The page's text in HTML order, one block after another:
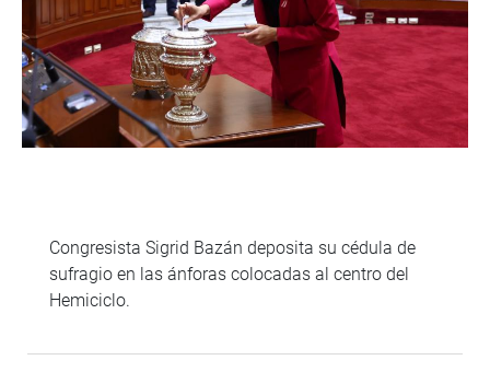
Congresista Sigrid Bazán deposita su cédula de
sufragio en las ánforas colocadas al centro del
Hemiciclo.